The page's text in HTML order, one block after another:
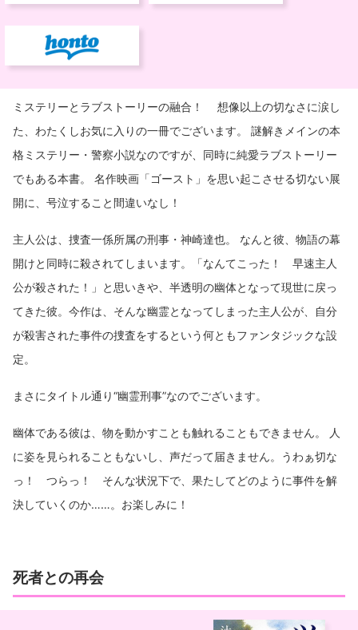
ミステリーとラブストーリーの融合！ 想像以上の切なさに涙し
た、わたくしお気に入りの一冊でございます。 謎解きメインの本
格ミステリー・警察小説なのですが、同時に純愛ラブストーリー
でもある本書。 名作映画「ゴースト」を思い起こさせる切ない展
開に、号泣すること間違いなし！
主人公は、捜査一係所属の刑事・神崎達也。 なんと彼、物語の幕
開けと同時に殺されてしまいます。「なんてこった！ 早速主人
公が殺された！」と思いきや、半透明の幽体となって現世に戻っ
てきた彼。今作は、そんな幽霊となってしまった主人公が、自分
が殺害された事件の捜査をするという何ともファンタジックな設
定。
まさにタイトル通り“幽霊刑事”なのでございます。
幽体である彼は、物を動かすことも触れることもできません。 人
に姿を見られることもないし、声だって届きません。うわぁ切な
っ！ つらっ！ そんな状況下で、果たしてどのように事件を解
決していくのか……。お楽しみに！
死者との再会